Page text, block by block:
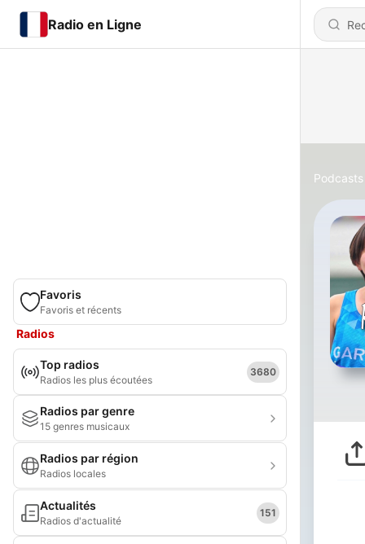
Radio en Ligne
Favoris
Favoris et récents
Radios
Top radios
Radios les plus écoutées
3680
Radios par genre
15 genres musicaux
Radios par région
Radios locales
Actualités
Radios d'actualité
151
Podcasts